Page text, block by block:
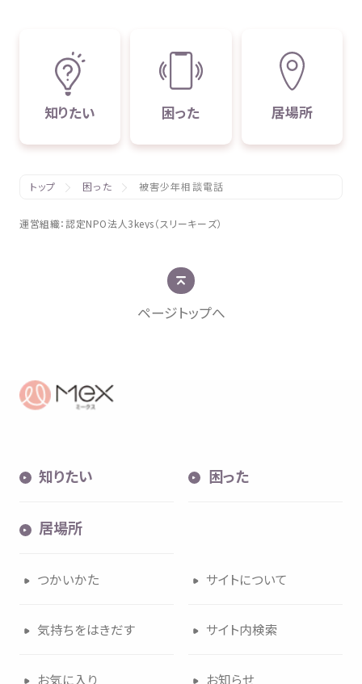
知りたい 困った 居場所
トップ 困った 被害少年相談電話
運営組織：認定NPO法人 3keys（スリーキーズ）
ページトップへ
知りたい 困った
居場所
つかいかた サイトについて
気持ちをはきだす サイト内検索
お気に入 り お知らせ